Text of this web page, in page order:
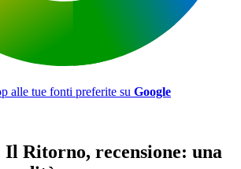
alle tue fonti preferite su Google
Ritorno, recensione: una